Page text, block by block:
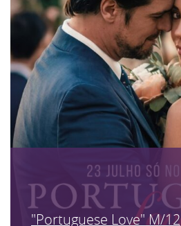
"Portuguese Love" M/12